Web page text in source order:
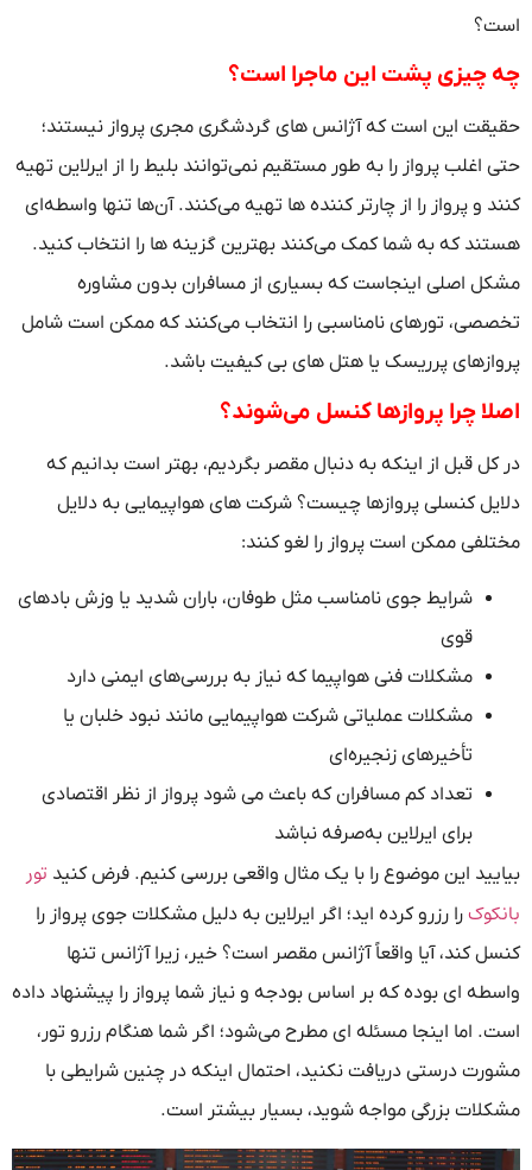
است؟
چه چیزی پشت این ماجرا است؟
حقیقت این است که آژانس‌ های گردشگری مجری پرواز نیستند؛
حتی اغلب پرواز را به طور مستقیم نمی‌توانند بلیط را از ایرلاین تهیه
کنند و پرواز را از چارتر کننده ها تهیه می‌کنند. آن‌ها تنها واسطه‌ای
هستند که به شما کمک می‌کنند بهترین گزینه‌ ها را انتخاب کنید.
مشکل اصلی اینجاست که بسیاری از مسافران بدون مشاوره
تخصصی، تورهای نامناسبی را انتخاب می‌کنند که ممکن است شامل
پروازهای پرریسک یا هتل‌ های بی‌ کیفیت باشد.
اصلا چرا پروازها کنسل می‌شوند؟
در کل قبل از اینکه به دنبال مقصر بگردیم، بهتر است بدانیم که
دلایل کنسلی پروازها چیست؟ شرکت‌ های هواپیمایی به دلایل
مختلفی ممکن است پرواز را لغو کنند:
شرایط جوی نامناسب مثل طوفان، باران شدید یا وزش بادهای
قوی
مشکلات فنی هواپیما که نیاز به بررسی‌های ایمنی دارد
مشکلات عملیاتی شرکت هواپیمایی مانند نبود خلبان یا
تأخیرهای زنجیره‌ای
تعداد کم مسافران که باعث می‌ شود پرواز از نظر اقتصادی
برای ایرلاین به‌صرفه نباشد
بیایید این موضوع را با یک مثال واقعی بررسی کنیم. فرض کنید تور
بانکوک را رزرو کرده‌ اید؛ اگر ایرلاین به دلیل مشکلات جوی پرواز را
کنسل کند، آیا واقعاً آژانس مقصر است؟ خیر، زیرا آژانس تنها
واسطه‌ ای بوده که بر اساس بودجه و نیاز شما پرواز را پیشنهاد داده
است. اما اینجا مسئله‌ ای مطرح می‌شود؛ اگر شما هنگام رزرو تور،
مشورت درستی دریافت نکنید، احتمال اینکه در چنین شرایطی با
مشکلات بزرگی مواجه شوید، بسیار بیشتر است.